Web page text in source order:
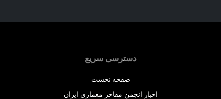
دسترسی سریع
صفحه نخست
اخبار انجمن مفاخر معماری ایران